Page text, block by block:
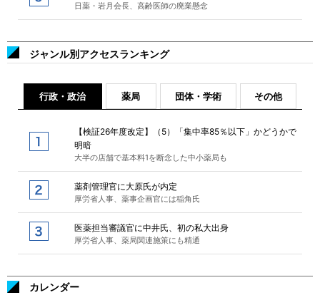
日薬・岩月会長、高齢医師の廃業懸念
ジャンル別アクセスランキング
行政・政治 薬局 団体・学術 その他
【検証26年度改定】（5）「集中率85％以下」かどうかで
明暗
大半の店舗で基本料1を断念した中小薬局も
薬剤管理官に大原氏が内定
厚労省人事、薬事企画官には稲角氏
医薬担当審議官に中井氏、初の私大出身
厚労省人事、薬局関連施策にも精通
カレンダー